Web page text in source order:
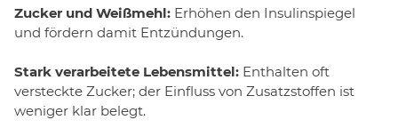
Zucker und Weißmehl: Erhöhen den Insulinspiegel
und fördern damit Entzündungen.
Stark verarbeitete Lebensmittel: Enthalten oft
versteckte Zucker; der Einfluss von Zusatzstoffen ist
weniger klar belegt.